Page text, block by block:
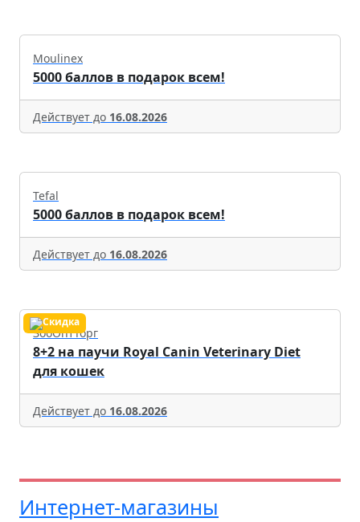
Moulinex
5000 баллов в подарок всем!
Действует до 16.08.2026
Tefal
5000 баллов в подарок всем!
Действует до 16.08.2026
ЗооОптТорг
8+2 на паучи Royal Canin Veterinary Diet
для кошек
Действует до 16.08.2026
Интернет-магазины